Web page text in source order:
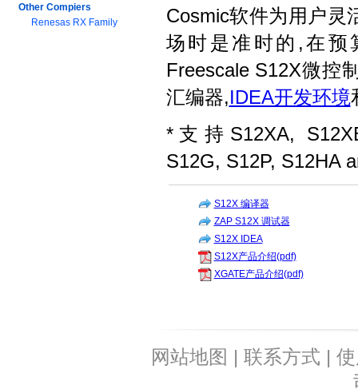
Other Compiers
Renesas RX Family
Cosmic软件为用户灵
场时是准时的,在预
Freescale S12X微控
汇编器,IDEA开发环境
*支持S12XA,
S12G, S12P, S12HA
S12X 编译器
ZAP S12X 调试器
S12X IDEA
S12X产品介绍(pdf)
XGATE产品介绍(pdf)
网站地图 | 联系方式 |